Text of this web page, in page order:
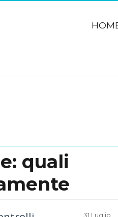
quali
Posted
31 Luglio